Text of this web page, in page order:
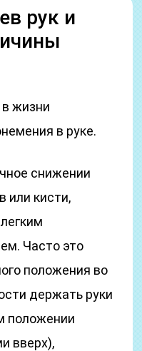
рук и
жизни
в руке.
снижении
или кисти,
Часто это
положения во
держать руки
положении
вверх),